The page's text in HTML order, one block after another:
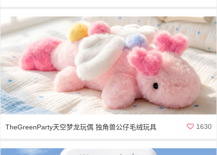
TheGreenParty天空梦龙玩偶 独角兽公仔毛绒玩具
娃娃
1630